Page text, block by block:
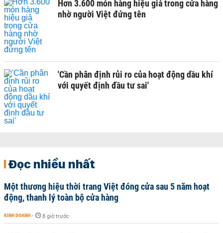
Hơn 3.600 món hàng hiệu giả trong cửa hàng
nhờ người Việt đứng tên
'Cần phân định rủi ro của hoạt động dầu khí
với quyết định đầu tư sai'
Đọc nhiều nhất
Một thương hiệu thời trang Việt đóng cửa sau 5 năm hoạt
động, thanh lý toàn bộ cửa hàng
KINH DOANH - 8 giờ trước